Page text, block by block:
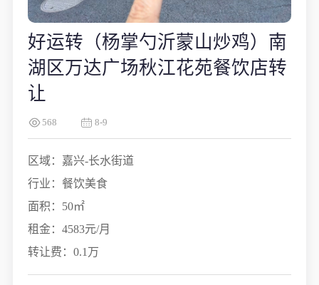
好运转（杨掌勺沂蒙山炒鸡）南
湖区万达广场秋江花苑餐饮店转
让
568 8-9
区域：嘉兴-长水街道
行业：餐饮美食
面积：50㎡
租金：4583元/月
转让费：0.1万